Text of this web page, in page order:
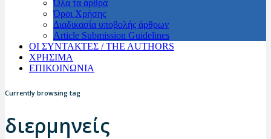
Όλα τα άρθρα
Όροι Χρήσης
Διαδικασία υποβολής άρθρων
Article Submission Guidelines
ΟΙ ΣΥΝΤΑΚΤΕΣ / THE AUTHORS
ΧΡΗΣΙΜΑ
ΕΠΙΚΟΙΝΩΝΙΑ
Currently browsing tag
διερμηνείς